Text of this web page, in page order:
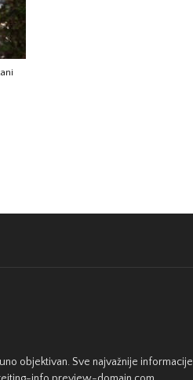
objektivan. Sve najvažnije informacije